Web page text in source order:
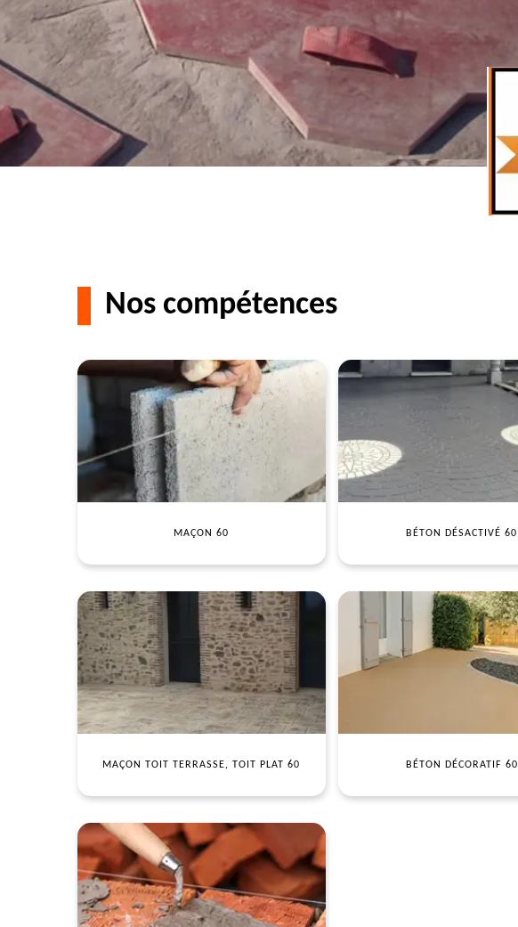
Nos compétences
MAÇON 60 BÉTON DÉSACTIVÉ 60
MAÇON TOIT TERRASSE, TOIT PLAT 60 BÉTON DÉCORATIF 60